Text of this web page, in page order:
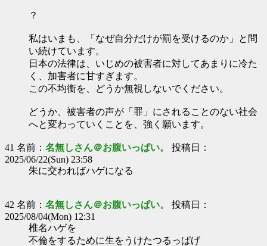
？
私はいまも、「なぜ自分だけが罰を受けるのか」と問
い続けています。
日本の法律は、いじめの被害者に対してあまりに冷た
く、加害者に甘すぎます。
この不均衡を、どうか無視しないでください。
どうか、被害者の声が「罪」にされることのない社会
へと変わっていくことを、強く願います。
41 名前： 名無しさん＠お腹いっぱい。 投稿日：
2025/06/22(Sun) 23:58
朱に交わればハゲになる
42 名前： 名無しさん＠お腹いっぱい。 投稿日：
2025/08/04(Mon) 12:31
椎名ハゲを
不倫をするために生をうけたつるっぱげ